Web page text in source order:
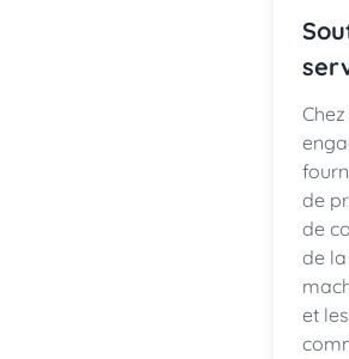
de
de
de
et